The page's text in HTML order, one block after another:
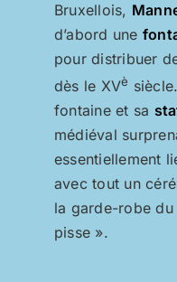
Bruxellois,
d’abord une
pour distribuer
dès le XVè siècle.
fontaine et sa
médiéval
essentiellement
avec tout un
la garde-robe du
pisse ».